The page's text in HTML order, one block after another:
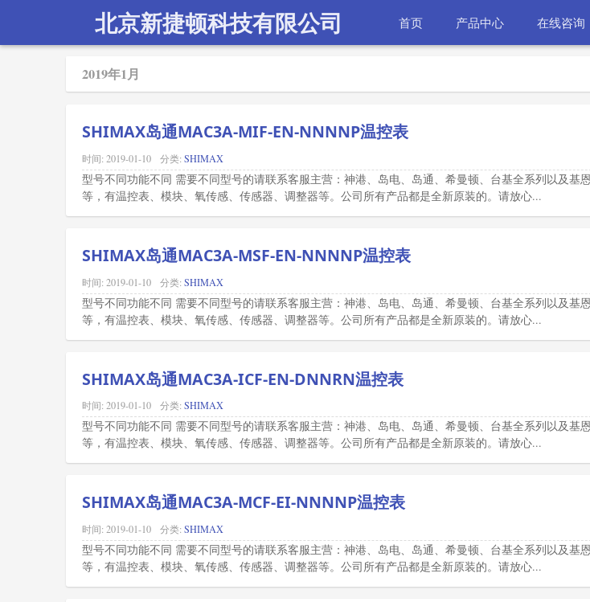
北京新捷顿科技有限公司 首页 产品中心 在线咨询
2019年1月
SHIMAX岛通MAC3A-MIF-EN-NNNNP温控表
时间: 2019-01-10 分类: SHIMAX
型号不同功能不同 需要不同型号的请联系客服主营：神港、岛电、岛通、希曼顿、台基全系列以及基
等，有温控表、模块、氧传感、传感器、调整器等。公司所有产品都是全新原装的。请放心...
SHIMAX岛通MAC3A-MSF-EN-NNNNP温控表
时间: 2019-01-10 分类: SHIMAX
型号不同功能不同 需要不同型号的请联系客服主营：神港、岛电、岛通、希曼顿、台基全系列以及基
等，有温控表、模块、氧传感、传感器、调整器等。公司所有产品都是全新原装的。请放心...
SHIMAX岛通MAC3A-ICF-EN-DNNRN温控表
时间: 2019-01-10 分类: SHIMAX
型号不同功能不同 需要不同型号的请联系客服主营：神港、岛电、岛通、希曼顿、台基全系列以及基
等，有温控表、模块、氧传感、传感器、调整器等。公司所有产品都是全新原装的。请放心...
SHIMAX岛通MAC3A-MCF-EI-NNNNP温控表
时间: 2019-01-10 分类: SHIMAX
型号不同功能不同 需要不同型号的请联系客服主营：神港、岛电、岛通、希曼顿、台基全系列以及基
等，有温控表、模块、氧传感、传感器、调整器等。公司所有产品都是全新原装的。请放心...